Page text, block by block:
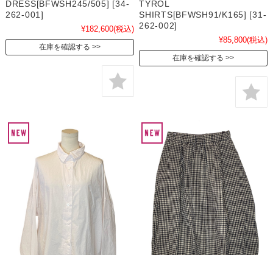
DRESS[BFWSH245/505] [34-
262-001]
¥182,600(税込)
在庫を確認する
TYROL
SHIRTS[BFWSH91/K165] [31-
262-002]
¥85,800(税込)
在庫を確認する